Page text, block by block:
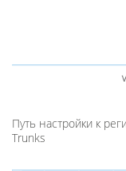
Путь настройки к
Trunks